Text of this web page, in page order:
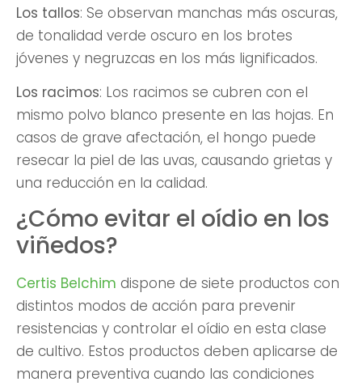
Los tallos: Se observan manchas más oscuras,
de tonalidad verde oscuro en los brotes
jóvenes y negruzcas en los más lignificados.
Los racimos: Los racimos se cubren con el
mismo polvo blanco presente en las hojas. En
casos de grave afectación, el hongo puede
resecar la piel de las uvas, causando grietas y
una reducción en la calidad.
¿Cómo evitar el oídio en los
viñedos?
Certis Belchim dispone de siete productos con
distintos modos de acción para prevenir
resistencias y controlar el oídio en esta clase
de cultivo. Estos productos deben aplicarse de
manera preventiva cuando las condiciones